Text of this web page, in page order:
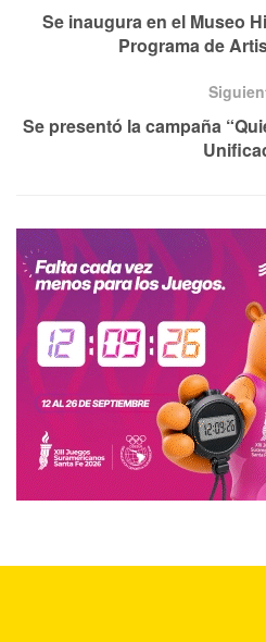
Se inaugura en el Museo
Programa de
Se presentó la campaña